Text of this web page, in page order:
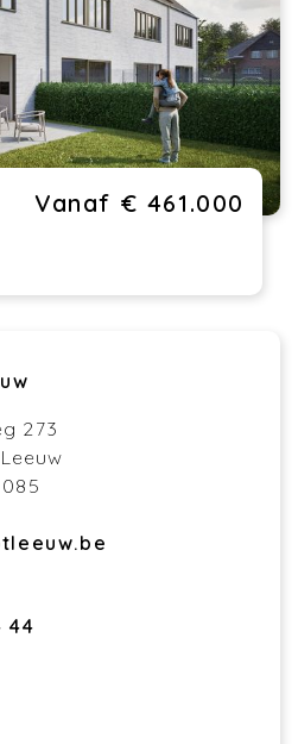
Vanaf € 461.000
273
44